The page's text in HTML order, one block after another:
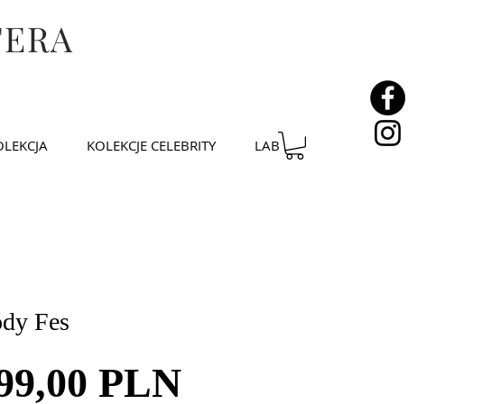
KOLEKCJE CELEBRITY LAB
Fes
PLNCena